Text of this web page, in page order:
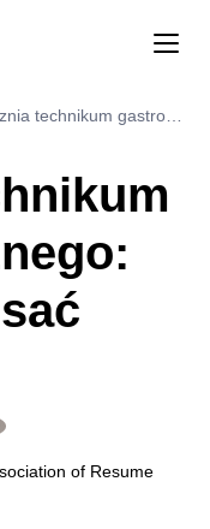
of Resume